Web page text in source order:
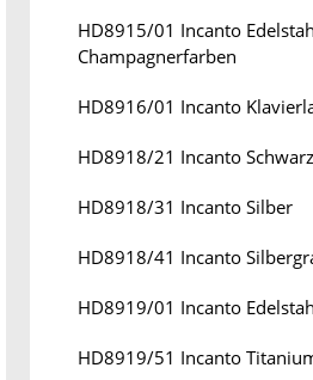
HD8915/01 Incanto
Champagnerfarben
HD8916/01 Incanto
HD8918/21 Incanto Schwarz
HD8918/31 Incanto Silber
HD8918/41 Incanto
HD8919/01 Incanto
HD8919/51 Incanto